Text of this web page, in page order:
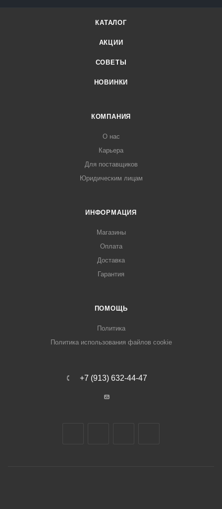
КАТАЛОГ
АКЦИИ
СОВЕТЫ
НОВИНКИ
КОМПАНИЯ
О нас
Карьера
Для поставщиков
Юридическим лицам
ИНФОРМАЦИЯ
Магазины
Оплата
Доставка
Гарантия
ПОМОЩЬ
Политика
Политика использования файлов cookie
+7 (913) 632-44-47